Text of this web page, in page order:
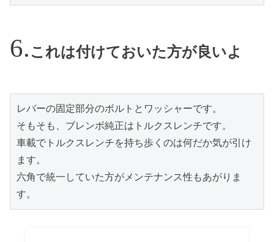
これは付けておいた方が良いよ
レバーの固定部分のボルトとワッシャーです。
そもそも、ブレンボ純正はトルクスレンチです。
車載でトルクスレンチを持ち歩くのは何だか気が引け
ます。
六角で統一していた方がメンテナンス性もあがりま
す。